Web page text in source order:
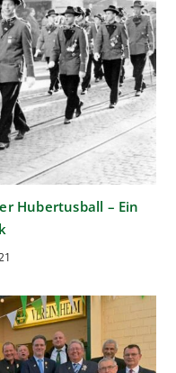
Hubertusball – Ein